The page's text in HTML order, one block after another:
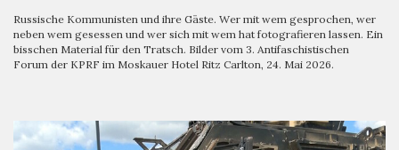
Russische Kommunisten und ihre Gäste. Wer mit wem gesprochen, wer
neben wem gesessen und wer sich mit wem hat fotografieren lassen. Ein
bisschen Material für den Tratsch. Bilder vom 3. Antifaschistischen
Forum der KPRF im Moskauer Hotel Ritz Carlton, 24. Mai 2026.